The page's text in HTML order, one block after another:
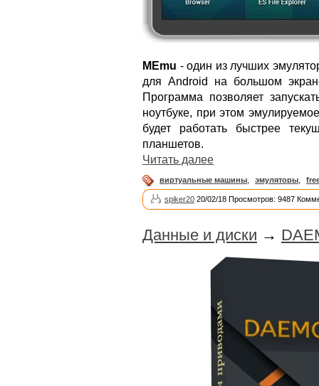
MEmu - один из лучших
для Android на большом
Программа позволяет
ноутбуке, при этом
будет работать быстрее
планшетов.
Читать далее
виртуальные машины эмуляторы
spiker20 20/02/18 Просмотров: 9487
Данные и диски →